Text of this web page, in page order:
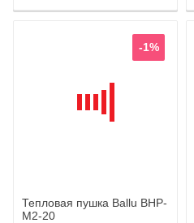
-1%
Тепловая пушка Ballu BHP-
M2-20